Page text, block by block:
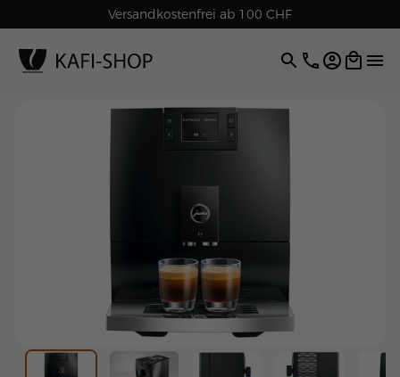
Versandkostenfrei ab 100 CHF
Rechnungskauf für Geschäftskunden
4.9| 5.0 Google
Open